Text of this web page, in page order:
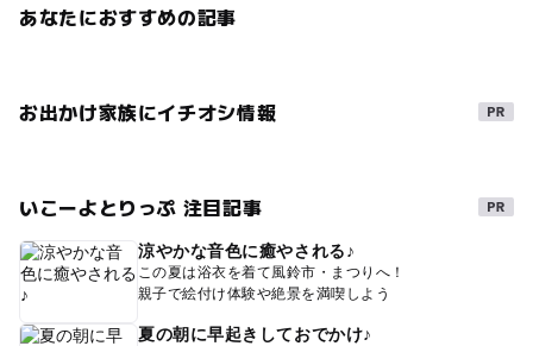
あなたにおすすめの記事
お出かけ家族にイチオシ情報
いこーよとりっぷ 注目記事
涼やかな音色に癒やされる♪
この夏は浴衣を着て風鈴市・まつりへ！
親子で絵付け体験や絶景を満喫しよう
夏の朝に早起きしておでかけ♪